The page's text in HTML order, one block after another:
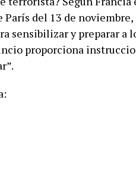
París del 13 de
sensibilizar y preparar a
proporciona